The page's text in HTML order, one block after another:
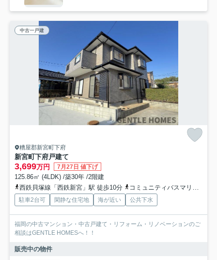
中古一戸建
糟屋郡新宮町下府
新宮町下府戸建て
3,699万円 7月27日 値下げ
125.86㎡ (4LDK) /築30年 /2階建
西鉄貝塚線「西鉄新宮」駅 徒歩10分
コミュニティバスマリンクス「新宮町役場」バス停下車 徒歩0分
駐車2台可 閑静な住宅地 海が近い 公共下水
福岡の中古マンション・中古戸建て・リフォーム・リノベーションのご
相談はGENTLE HOMESへ！！
販売中の物件